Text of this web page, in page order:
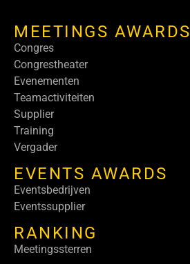
MEETINGS AWARDS
Congres
Congrestheater
Evenementen
Teamactiviteiten
Supplier
Training
Vergader
EVENTS AWARDS
Eventsbedrijven
Eventssupplier
RANKING
Meetingssterren